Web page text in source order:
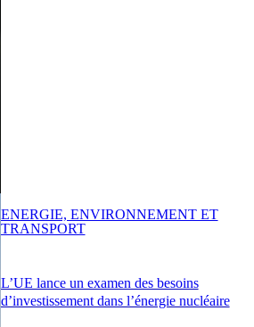
L’UE lance un examen des besoins
d’investissement dans l’énergie nucléaire
ENERGIE, ENVIRONNEMENT ET
TRANSPORT